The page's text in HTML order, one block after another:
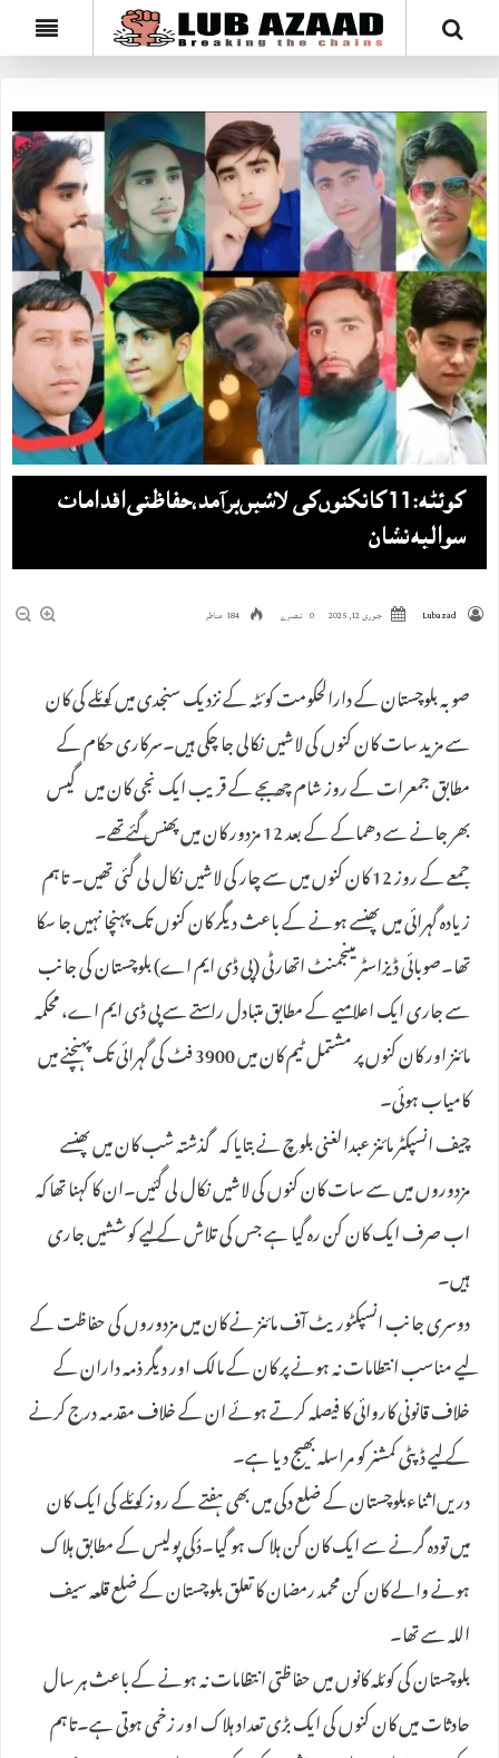
کوئٹہ:11 کانکنوں‌کی لاشیں‌برآمد،حفاظتی اقدامات
سوالیہ نشان
Lubazad جنوری 12, 2025 0 تبصرے 184 مناظر
صوبہ بلوچستان کے دارالحکومت کوئٹہ کے نزدیک سنجدی میں کوئلے کی کان
سے مزید سات کان کنوں کی لاشیں نکالی جا چکی ہیں۔سرکاری حکام کے
مطابق جمعرات کے روز شام چھ بجے کے قریب ایک نجی کان میں گیس
بھر جانے سے دھماکے کے بعد 12 مزدور کان میں پھنس گئے تھے۔
جمعے کے روز 12 کان کنوں میں سے چار کی لاشیں نکال لی گئی تھیں۔ تاہم
زیادہ گہرائی میں پھنسے ہونے کے باعث دیگر کان کنوں تک پہنچا نہیں جا سکا
تھا۔صوبائی ڈیزاسٹر مینجمنٹ اتھارٹی (پی ڈی ایم اے) بلوچستان کی جانب
سے جاری ایک اعلامیے کے مطابق متبادل راستے سے پی ڈی ایم اے، محکمہ
مائنز اور کان کنوں پر مشتمل ٹیم کان میں 3900 فٹ کی گہرائی تک پہنچنے میں
کامیاب ہوئی۔
چیف انسپکٹر مائنز عبدالغنی بلوچ نے بتایا کہ گذشتہ شب کان میں پھنسے
مزدوروں میں سے سات کان کنوں کی لاشیں نکال لی گئیں۔ان کا کہنا تھا کہ
اب صرف ایک کان کن رہ گیا ہے جس کی تلاش کے لیے کوششیں جاری
ہیں۔
دوسری جانب انسپکٹوریٹ آف مائنز نے کان میں مزدوروں کی حفاظت کے
لیے مناسب انتطامات نہ ہونے پر کان کے مالک اور دیگر ذمہ داران کے
خلاف قانونی کاروائی کا فیصلہ کرتے ہوئے ان کے خلاف مقدمہ درج کرنے
کے لیے ڈپٹی کمشنر کو مراسلہ بھیج دیا ہے۔
دریں‌اثناءبلوچستان کے ضلع دکی میں بھی ہفتے کے روز کوئلے کی ایک کان
میں تودہ گرنے سے ایک کان کن ہلاک ہو گیا۔دُکی پولیس کے مطابق ہلاک
ہونے والے کان کن محمد رمضان کا تعلق بلوچستان کے ضلع قلعہ سیف
اللہ سے تھا۔
بلوچستان کی کوئلہ کانوں میں حفاظتی انتظامات نہ ہونے کے باعث ہر سال
حادثات میں کان کنوں کی ایک بڑی تعداد ہلاک اور زخمی ہوتی ہے۔تاہم